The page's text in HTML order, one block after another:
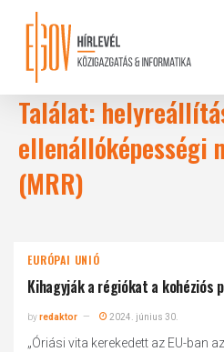
content
Találat:
ellenállóképességi
(MRR)
EURÓPAI UNIÓ
Kihagyják a régiókat a kohéziós
byredaktor 2024. június 30.
„Óriási vita kerekedett az EU-ban